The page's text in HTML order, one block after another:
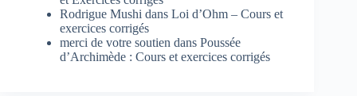
Rodrigue Mushi dans Loi d’Ohm – Cours et
exercices corrigés
merci de votre soutien dans Poussée
d’Archimède : Cours et exercices corrigés